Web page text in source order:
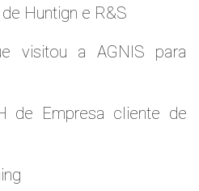
Huntign e R&S
visitou a AGNIS para
de Empresa cliente de